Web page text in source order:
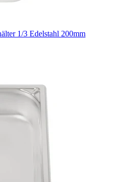
1/3 Edelstahl 200mm